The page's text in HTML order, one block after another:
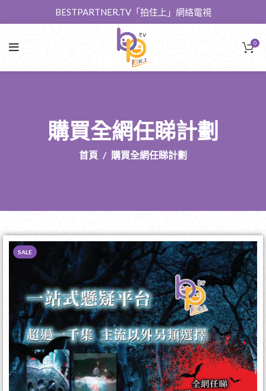
BESTPARTNER.TV「拍住上」網絡電視
0
購買全網任睇計劃
首頁 購買全網任睇計劃
SALE